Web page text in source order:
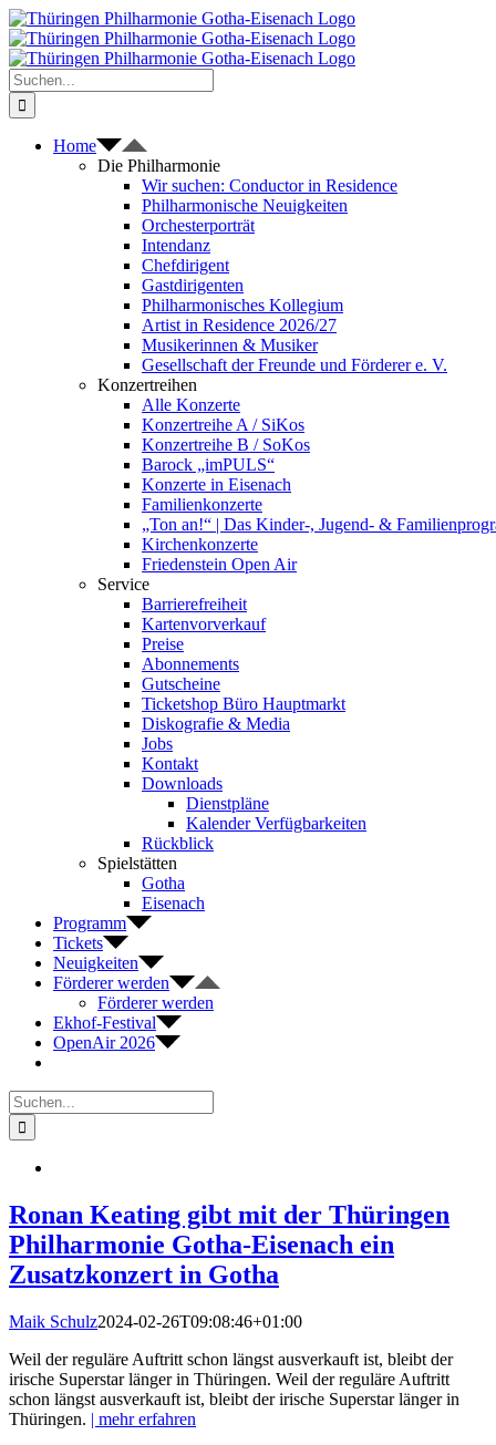
Zum
Inhalt
springen
Suche
nach:
Home
Die Philharmonie
Wir suchen: Conductor in Residence
Philharmonische Neuigkeiten
Orchesterporträt
Intendanz
Chefdirigent
Gastdirigenten
Philharmonisches Kollegium
Artist in Residence 2026/27
Musikerinnen & Musiker
Gesellschaft der Freunde und Förderer e. V.
Konzertreihen
Alle Konzerte
Konzertreihe A / SiKos
Konzertreihe B / SoKos
Barock „imPULS“
Konzerte in Eisenach
Familienkonzerte
„Ton an!“ | Das Kinder-, Jugend- &
Kirchenkonzerte
Friedenstein Open Air
Service
Barrierefreiheit
Kartenvorverkauf
Preise
Abonnements
Gutscheine
Ticketshop Büro Hauptmarkt
Diskografie & Media
Jobs
Kontakt
Downloads
Dienstpläne
Kalender Verfügbarkeiten
Rückblick
Spielstätten
Gotha
Eisenach
Programm
Tickets
Neuigkeiten
Förderer werden
Förderer werden
Ekhof-Festival
OpenAir 2026
Suche
nach:
Ronan Keating gibt mit der Thüringen
Philharmonie Gotha-Eisenach ein
Zusatzkonzert in Gotha
Maik Schulz2024-02-26T09:08:46+01:00
Weil der reguläre Auftritt schon längst ausverkauft ist, bleibt der
irische Superstar länger in Thüringen. Weil der reguläre Auftritt
schon längst ausverkauft ist, bleibt der irische Superstar länger in
Thüringen. | mehr erfahren